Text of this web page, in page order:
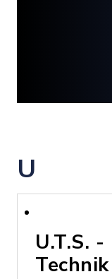
U
U.T.S.